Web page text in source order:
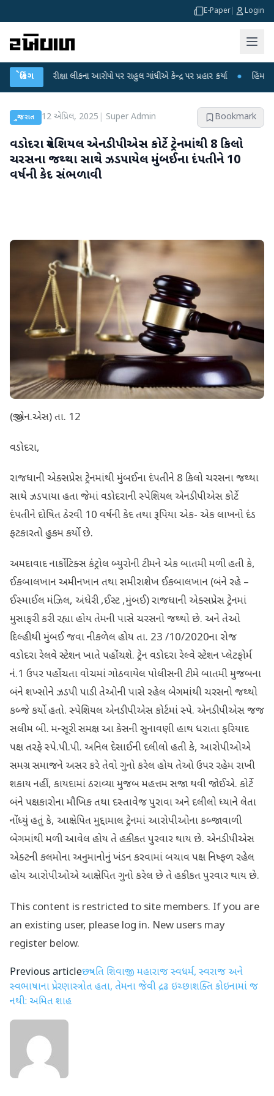
E-Paper Login
બ્રેકિંગલીકના આરોપો પર રાહુલ ગાંધીએ કેન્દ્ર પર પ્રહાર કર્યા ● હિંમતનગરમાં
ગુજરાત 12 એપ્રિલ, 2025 Super Admin Bookmark
વડોદરા સ્પેશિયલ એનડીપીએસ કોર્ટે ટ્રેનમાંથી 8 કિલો
ચરસના જથ્થા સાથે ઝડપાયેલ મુંબઈના દંપતીને 10
વર્ષની કેદ સંભળાવી
(જી.એન.એસ) તા. 12
વડોદરા,
રાજધાની એક્સપ્રેસ ટ્રેનમાંથી મુંબઈના દંપતીને 8 કિલો ચરસના જથ્થા
સાથે ઝડપાયા હતા જેમાં વડોદરાની સ્પેશિયલ એનડીપીએસ કોર્ટે
દંપતીને દોષિત ઠેરવી 10 વર્ષની કેદ તથા રૂપિયા એક- એક લાખનો દંડ
ફટકારતો હુકમ કર્યો છે.
અમદાવાદ નાર્કોટિક્સ કંટ્રોલ બ્યુરોની ટીમને એક બાતમી મળી હતી કે,
ઈકબાલખાન અમીનખાન તથા સમીરાશેખ ઈકબાલખાન (બંને રહે –
ઈસ્માઈલ મંઝિલ, અંધેરી ,ઈસ્ટ ,મુંબઈ) રાજધાની એક્સપ્રેસ ટ્રેનમાં
મુસાફરી કરી રહ્યા હોય તેમની પાસે ચરસનો જથ્થો છે. અને તેઓ
દિલ્હીથી મુંબઈ જવા નીકળેલ હોય તા. 23 /10/2020ના રોજ
વડોદરા રેલવે સ્ટેશન ખાતે પહોંચશે. ટ્રેન વડોદરા રેલ્વે સ્ટેશન પ્લેટફોર્મ
નં.1 ઉપર પહોંચતા વોચમાં ગોઠવાયેલ પોલીસની ટીમે બાતમી મુજબના
બંને શખ્સોને ઝડપી પાડી તેઓની પાસે રહેલ બેગમાંથી ચરસનો જથ્થો
કબ્જે કર્યો હતો. સ્પેશિયલ એનડીપીએસ કોર્ટમાં સ્પે. એનડીપીએસ જજ
સલીમ બી. મન્સૂરી સમક્ષ આ કેસની સુનાવણી હાથ ધરાતા ફરિયાદ
પક્ષ તરફે સ્પે.પી.પી. અનિલ દેસાઈની દલીલો હતી કે, આરોપીઓએ
સમગ્ર સમાજને અસર કરે તેવો ગુનો કરેલ હોય તેઓ ઉપર રહેમ રાખી
શકાય નહીં, કાયદામાં ઠરાવ્યા મુજબ મહત્તમ સજા થવી જોઈએ. કોર્ટે
બંને પક્ષકારોના મૌખિક તથા દસ્તાવેજ પુરાવા અને દલીલો ધ્યાને લેતા
નોંધ્યું હતું કે, આક્ષેપિત મુદ્દામાલ ટ્રેનમાં આરોપીઓના કબ્જાવાળી
બેગમાંથી મળી આવેલ હોય તે હકીકત પુરવાર થાય છે. એનડીપીએસ
એક્ટની કલમોના અનુમાનોનું ખંડન કરવામાં બચાવ પક્ષ નિષ્ફળ રહેલ
હોય આરોપીઓએ આક્ષેપિત ગુનો કરેલ છે તે હકીકત પુરવાર થાય છે.
This content is restricted to site members. If you are
an existing user, please log in. New users may
register below.
Previous articleછત્રપતિ શિવાજી મહારાજ સ્વધર્મ, સ્વરાજ અને
સ્વભાષાના પ્રેરણાસ્ત્રોત હતા, તેમના જેવી દ્રઢ ઇચ્છાશક્તિ કોઇનામાં જ
નથી: અમિત શાહ